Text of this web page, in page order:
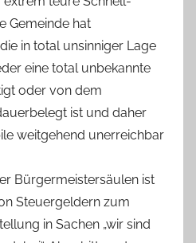
Gemeinde hat
in total unsinniger Lage
eine total unbekannte
oder von dem
ist und daher
weitgehend unerreichbar
Bürgermeistersäulen ist
Steuergeldern zum
in Sachen „wir sind